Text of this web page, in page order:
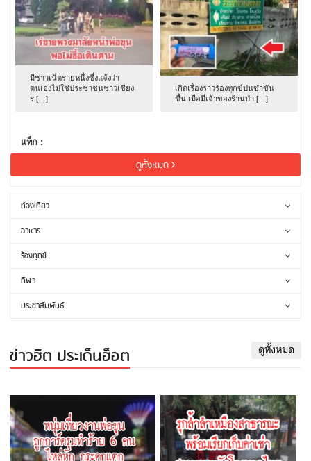
มีชาวเน็ตรายหนึ่งซึ่งแจ้งว่า
ตนเองไม่ใช่ประชาชนชาวเชียง
ร […]
เกิดเรื่องราวร้องทุกข์ปนขำขัน
ขึ้น เมื่อมีเจ้าของร้านป่า […]
แท็ก :
ดูทั้งหมด
ท่องเที่ยว
อาหาร
ร้องทุกข์
กีฬา
ประชาสัมพันธ์
ข่าวฮิต ประเด็นฮ็อต ดูทั้งหมด